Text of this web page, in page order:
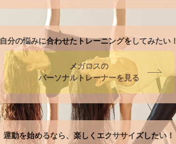
自分の悩みに合わせたトレーニングをしてみたい！
メガロスの
パーソナルトレーナーを見る
運動を始めるなら、楽しくエクササイズしたい！